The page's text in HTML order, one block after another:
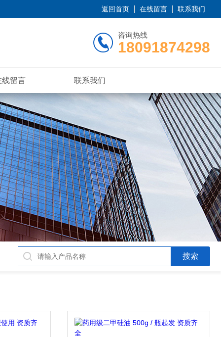
返回首页 在线留言 联系我们
咨询热线
18091874298
线留言 联系我们